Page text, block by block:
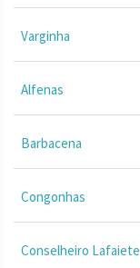
Varginha
Alfenas
Barbacena
Congonhas
Conselheiro Lafaiete